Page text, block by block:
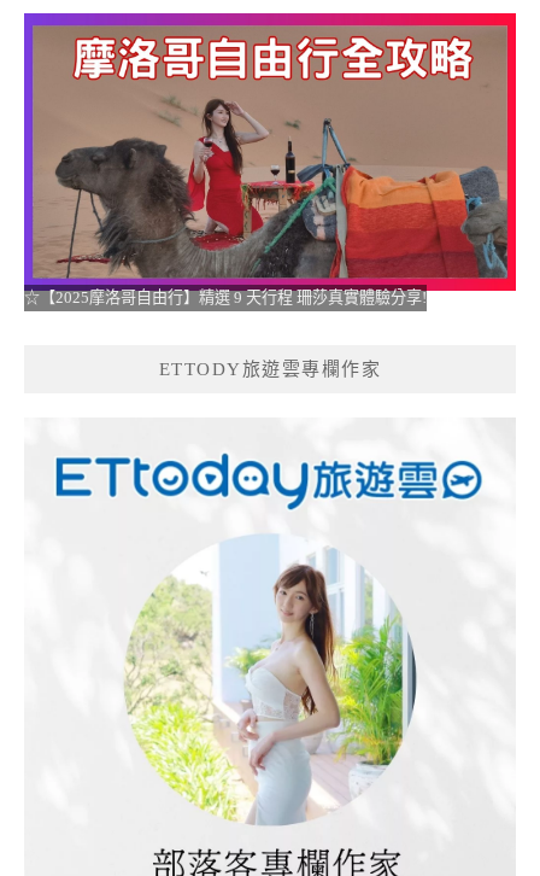
☆【2025摩洛哥自由行】精選 9 天行程 珊莎真實體驗分享!
ETTODY旅遊雲專欄作家